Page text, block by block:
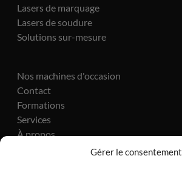
Gérer le consentement
Lasers de marquage
Lasers de soudure
Solutions sur-mesure
Nos machines d'occasion
Contact
Formations
Services
À propos